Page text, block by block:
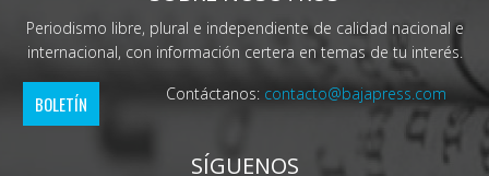
Periodismo libre, plural e independiente de calidad nacional e
internacional, con información certera en temas de tu interés.
BOLETÍN Contáctanos: contacto@bajapress.com
SÍGUENOS